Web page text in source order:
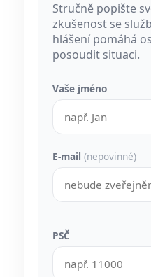
Stručně popište
zkušenost se
hlášení pomáhá
posoudit situaci.
Vaše jméno
E-mail (nepovinné)
PSČ